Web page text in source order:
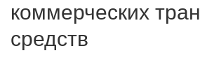
коммерческих
средств